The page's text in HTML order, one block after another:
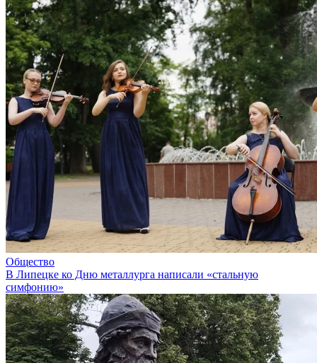
Общество
В Липецке ко Дню металлурга написали «стальную
симфонию»